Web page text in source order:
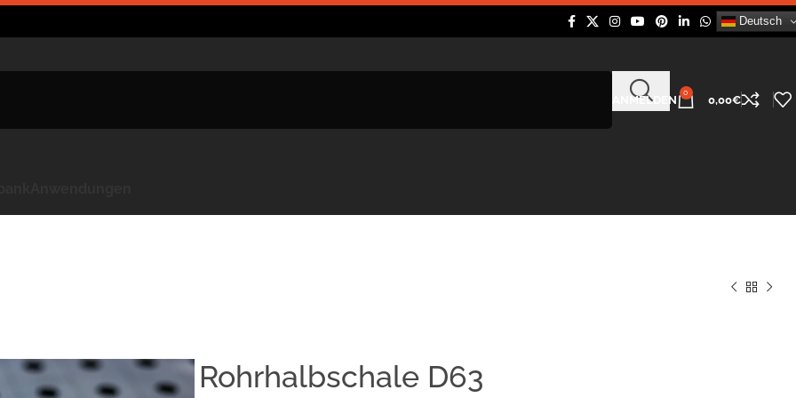
Deutsch
ANMELDEN
0
0,00€
Rohrhalbschale D63